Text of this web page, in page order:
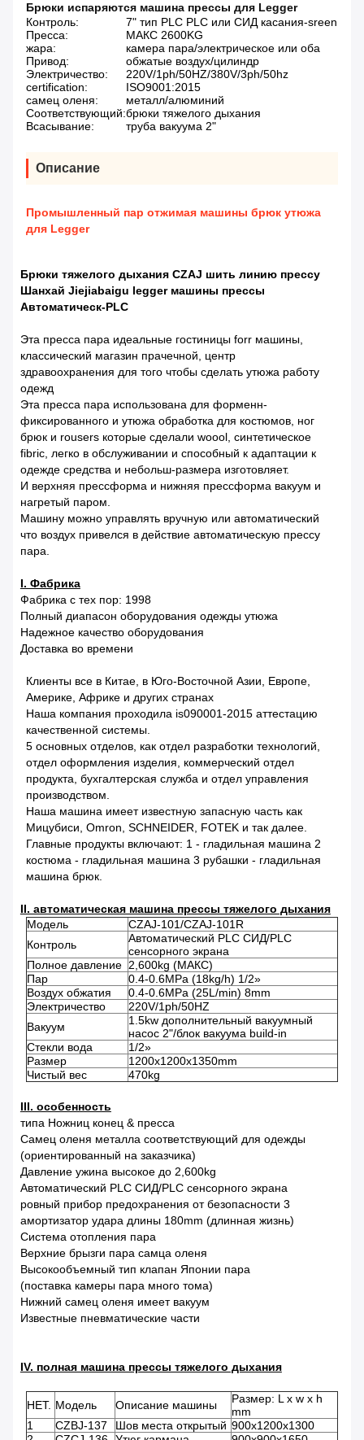
Брюки испаряются машина прессы для Legger
Контроль:
7" тип PLC PLC или СИД касания-sreen
Пресса:
МАКС 2600KG
жара:
камера пара/электрическое или оба
Привод:
обжатые воздух/цилиндр
Электричество:
220V/1ph/50HZ/380V/3ph/50hz
certification:
ISO9001:2015
самец оленя:
металл/алюминий
Соответствующий:брюки тяжелого дыхания
Всасывание:
труба вакуума 2"
Описание
Промышленный пар отжимая машины брюк утюжа
для Legger
Брюки тяжелого дыхания CZAJ шить линию прессу
Шанхай Jiejiabaigu legger машины прессы
Автоматическ-PLC
Эта пресса пара идеальные гостиницы forr машины,
классический магазин прачечной, центр
здравоохранения для того чтобы сделать утюжа работу
одежд
Эта пресса пара использована для форменн-
фиксированного и утюжа обработка для костюмов, ног
брюк и rousers которые сделали woool, синтетическое
fibric, легко в обслуживании и способный к адаптации к
одежде средства и небольш-размера изготовляет.
И верхняя прессформа и нижняя прессформа вакуум и
нагретый паром.
Машину можно управлять вручную или автоматический
что воздух привелся в действие автоматическую прессу
пара.
I. Фабрика
Фабрика с тех пор: 1998
Полный диапасон оборудования одежды утюжа
Надежное качество оборудования
Доставка во времени
Клиенты все в Китае, в Юго-Восточной Азии, Европе,
Америке, Африке и других странах
Наша компания проходила is090001-2015 аттестацию
качественной системы.
5 основных отделов, как отдел разработки технологий,
отдел оформления изделия, коммерческий отдел
продукта, бухгалтерская служба и отдел управления
производством.
Наша машина имеет известную запасную часть как
Мицубиси, Omron, SCHNEIDER, FOTEK и так далее.
Главные продукты включают: 1 - гладильная машина 2
костюма - гладильная машина 3 рубашки - гладильная
машина брюк.
II. автоматическая машина прессы тяжелого дыхания
Модель
CZAJ-101/CZAJ-101R
Контроль
Автоматический PLC СИД/PLC
сенсорного экрана
Полное давление 2,600kg (МАКС)
Пар
0.4-0.6MPa (18kg/h) 1/2»
Воздух обжатия
0.4-0.6MPa (25L/min) 8mm
Электричество
220V/1ph/50HZ
Вакуум
1.5kw дополнительный вакуумный
насос 2"/блок вакуума build-in
Стекли вода
1/2»
Размер
1200x1200x1350mm
Чистый вес
470kg
III. особенность
типа Ножниц конец & пресса
Самец оленя металла соответствующий для одежды
(ориентированный на заказчика)
Давление ужина высокое до 2,600kg
Автоматический PLC СИД/PLC сенсорного экрана
ровный прибор предохранения от безопасности 3
амортизатор удара длины 180mm (длинная жизнь)
Система отопления пара
Верхние брызги пара самца оленя
Высокообъемный тип клапан Японии пара
(поставка камеры пара много тома)
Нижний самец оленя имеет вакуум
Известные пневматические части
IV. полная машина прессы тяжелого дыхания
НЕТ. Модель Описание машины
Размер: L x w x h
mm
1
CZBJ-137 Шов места открытый 900x1200x1300